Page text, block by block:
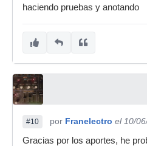
haciendo pruebas y anotando
#10 por Franelectro el 10/
Gracias por los aportes, he